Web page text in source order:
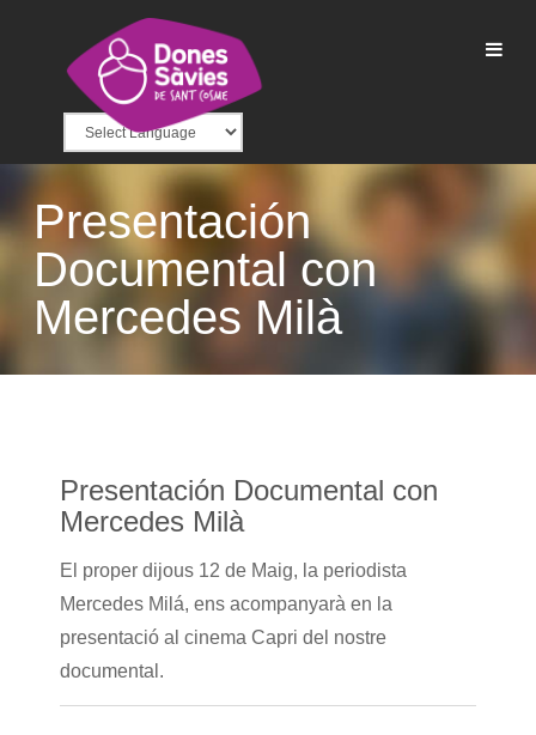
Presentación
Documental con
Mercedes Milà
Presentación Documental con
Mercedes Milà
El proper dijous 12 de Maig, la periodista
Mercedes Milá, ens acompanyarà en la
presentació al cinema Capri del nostre
documental.